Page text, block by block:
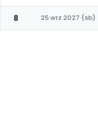
8 25 wrz 2027 (sb)